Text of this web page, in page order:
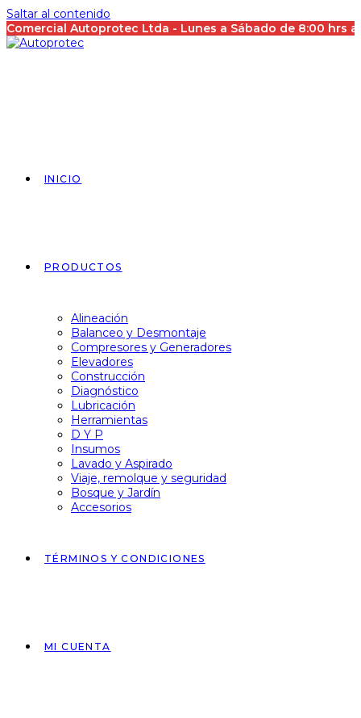
Saltar al contenido
Comercial Autoprotec Ltda - Lunes a Sábado de 8:00 hrs a
INICIO
PRODUCTOS
Alineación
Balanceo y Desmontaje
Compresores y Generadores
Elevadores
Construcción
Diagnóstico
Lubricación
Herramientas
D Y P
Insumos
Lavado y Aspirado
Viaje, remolque y seguridad
Bosque y Jardín
Accesorios
TÉRMINOS Y CONDICIONES
MI CUENTA